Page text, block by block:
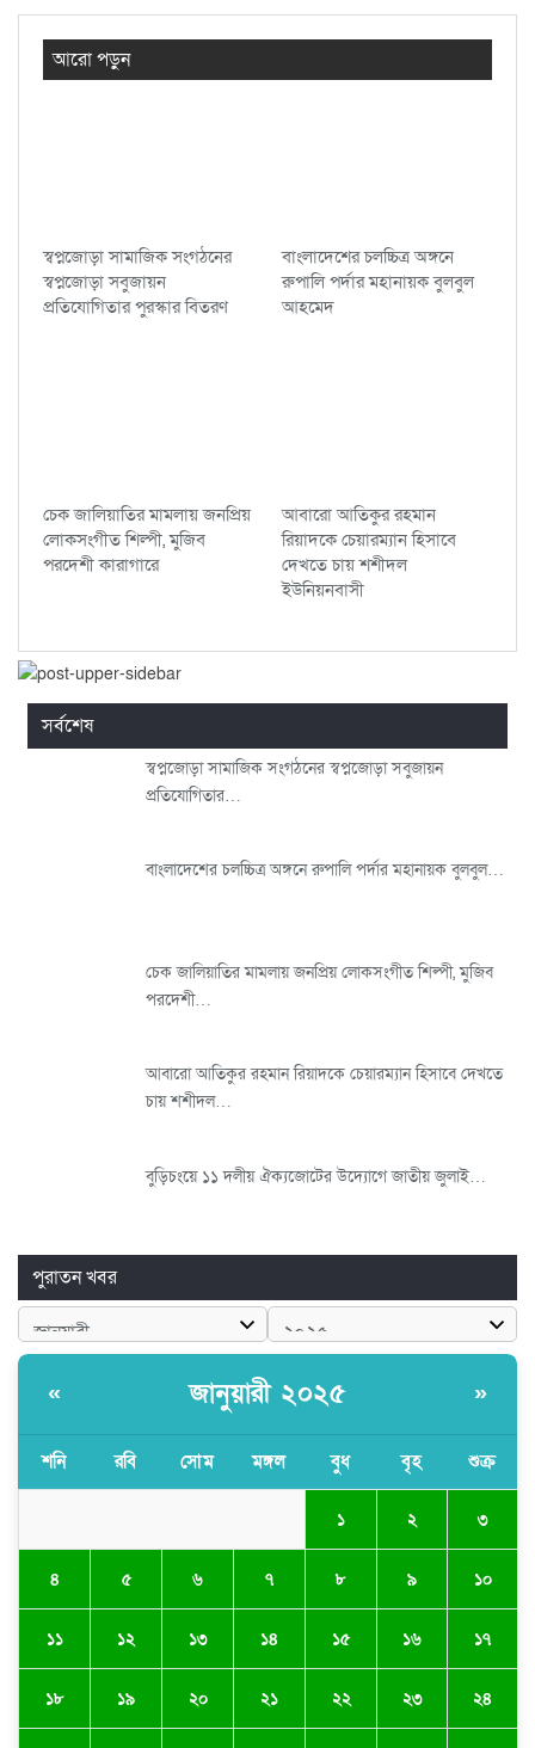
আরো পড়ুন
স্বপ্নজোড়া সামাজিক সংগঠনের
স্বপ্নজোড়া সবুজায়ন
প্রতিযোগিতার পুরস্কার বিতরণ
বাংলাদেশের চলচ্চিত্র অঙ্গনে
রুপালি পর্দার মহানায়ক বুলবুল
আহমেদ
চেক জালিয়াতির মামলায় জনপ্রিয়
লোকসংগীত শিল্পী, মুজিব
পরদেশী কারাগারে
আবারো আতিকুর রহমান
রিয়াদকে চেয়ারম্যান হিসাবে
দেখতে চায় শশীদল
ইউনিয়নবাসী
সর্বশেষ
স্বপ্নজোড়া সামাজিক সংগঠনের স্বপ্নজোড়া সবুজায়ন
প্রতিযোগিতার…
বাংলাদেশের চলচ্চিত্র অঙ্গনে রুপালি পর্দার মহানায়ক বুলবুল…
চেক জালিয়াতির মামলায় জনপ্রিয় লোকসংগীত শিল্পী, মুজিব
পরদেশী…
আবারো আতিকুর রহমান রিয়াদকে চেয়ারম্যান হিসাবে দেখতে
চায় শশীদল…
বুড়িচংয়ে ১১ দলীয় ঐক্যজোটের উদ্যোগে জাতীয় জুলাই…
পুরাতন খবর
« জানুয়ারী ২০২৫ »
শনি রবি সোম মঙ্গল বুধ বৃহ শুক্র
১ ২ ৩
৪ ৫ ৬ ৭ ৮ ৯ ১০
১১ ১২ ১৩ ১৪ ১৫ ১৬ ১৭
১৮ ১৯ ২০ ২১ ২২ ২৩ ২৪